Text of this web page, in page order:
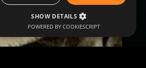
SHOW DETAILS
POWERED BY COOKIESCRIPT